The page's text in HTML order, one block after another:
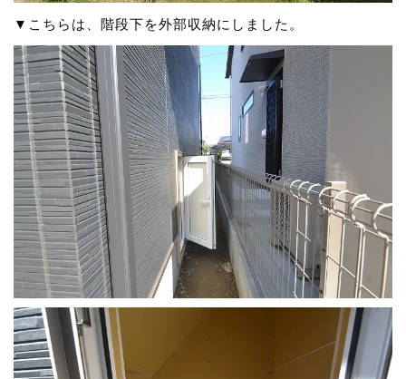
▼こちらは、階段下を外部収納にしました。